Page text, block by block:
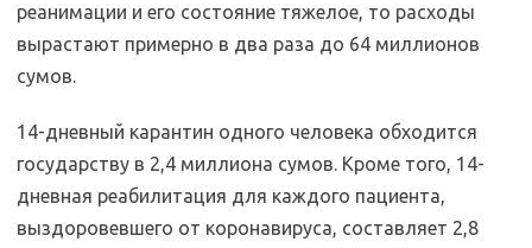
реанимации и его состояние тяжелое, то расходы
вырастают примерно в два раза до 64 миллионов
сумов.
14-дневный карантин одного человека обходится
государству в 2,4 миллиона сумов. Кроме того, 14-
дневная реабилитация для каждого пациента,
выздоровевшего от коронавируса, составляет 2,8